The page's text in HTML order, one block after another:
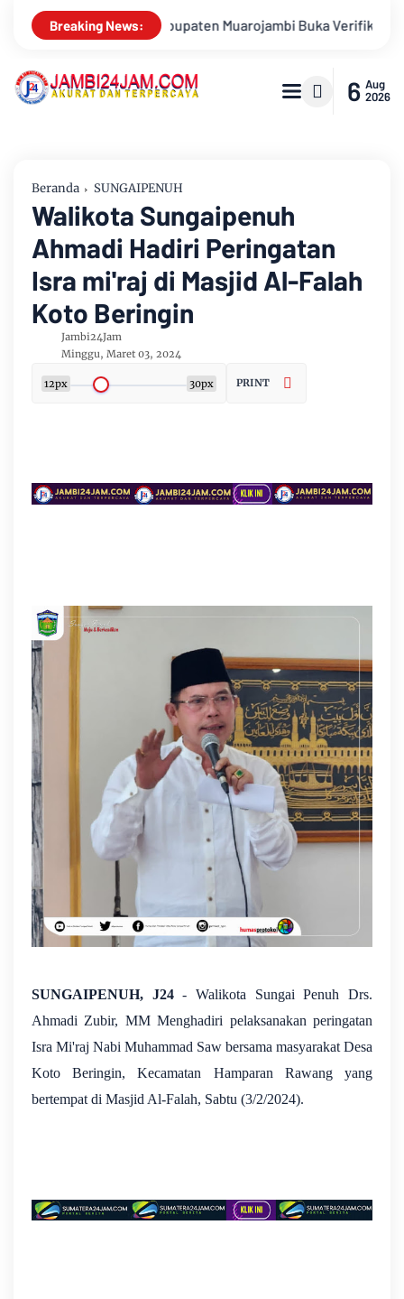
Breaking News:
Faktual Calon Pimpinan Baznas Tahun 2026-2031
6 Aug
2026
Beranda SUNGAIPENUH
Walikota Sungaipenuh
Ahmadi Hadiri Peringatan
Isra mi'raj di Masjid Al-Falah
Koto Beringin
Jambi24Jam
Minggu, Maret 03, 2024
12px 30px PRINT
SUNGAIPENUH, J24- Walikota Sungai Penuh Drs.
Ahmadi Zubir, MM Menghadiri pelaksanakan peringatan
Isra Mi'raj Nabi Muhammad Saw bersama masyarakat Desa
Koto Beringin, Kecamatan Hamparan Rawang yang
bertempat di Masjid Al-Falah, Sabtu (3/2/2024).